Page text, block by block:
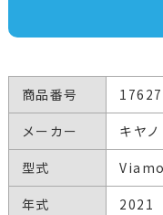
商品番号
17627
メーカー
キヤ
型式
年式
2021